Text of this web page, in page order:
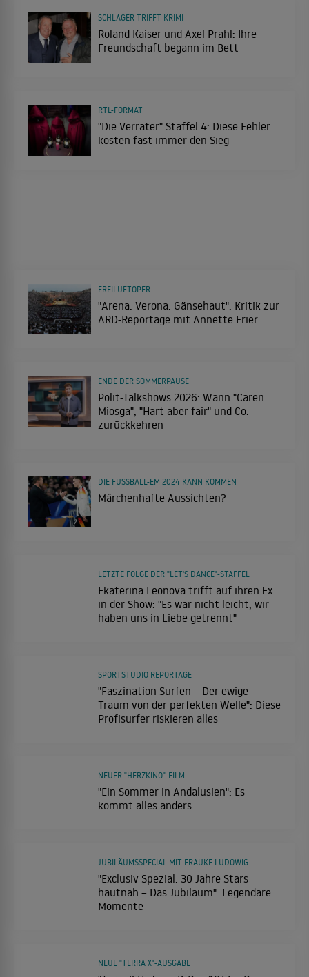
Roland Kaiser und Axel Prahl: Ihre
Freundschaft begann im Bett
SCHLAGER TRIFFT KRIMI
"Die Verräter" Staffel 4: Diese Fehler
kosten fast immer den Sieg
RTL-FORMAT
"Arena. Verona. Gänsehaut": Kritik zur
ARD-Reportage mit Annette Frier
FREILUFTOPER
Polit-Talkshows 2026: Wann "Caren
Miosga", "Hart aber fair" und Co.
zurückkehren
ENDE DER SOMMERPAUSE
Märchenhafte Aussichten?
DIE FUSSBALL-EM 2024 KANN KOMMEN
Ekaterina Leonova trifft auf ihren Ex
in der Show: "Es war nicht leicht, wir
haben uns in Liebe getrennt"
LETZTE FOLGE DER "LET'S DANCE"-STAFFEL
"Faszination Surfen – Der ewige
Traum von der perfekten Welle": Diese
Profisurfer riskieren alles
SPORTSTUDIO REPORTAGE
"Ein Sommer in Andalusien": Es
kommt alles anders
NEUER "HERZKINO"-FILM
"Exclusiv Spezial: 30 Jahre Stars
hautnah – Das Jubiläum": Legendäre
Momente
JUBILÄUMSSPECIAL MIT FRAUKE LUDOWIG
NEUE "TERRA X"-AUSGABE